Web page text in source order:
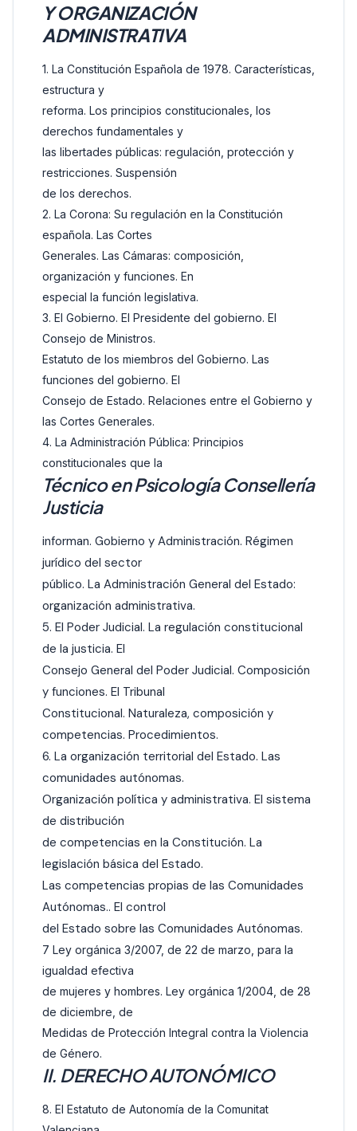
Y ORGANIZACIÓN
ADMINISTRATIVA
1. La Constitución Española de 1978. Características,
estructura y
reforma. Los principios constitucionales, los
derechos fundamentales y
las libertades públicas: regulación, protección y
restricciones. Suspensión
de los derechos.
2. La Corona: Su regulación en la Constitución
española. Las Cortes
Generales. Las Cámaras: composición,
organización y funciones. En
especial la función legislativa.
3. El Gobierno. El Presidente del gobierno. El
Consejo de Ministros.
Estatuto de los miembros del Gobierno. Las
funciones del gobierno. El
Consejo de Estado. Relaciones entre el Gobierno y
las Cortes Generales.
4. La Administración Pública: Principios
constitucionales que la
Técnico en Psicología Consellería
Justicia
informan. Gobierno y Administración. Régimen
jurídico del sector
público. La Administración General del Estado:
organización administrativa.
5. El Poder Judicial. La regulación constitucional
de la justicia. El
Consejo General del Poder Judicial. Composición
y funciones. El Tribunal
Constitucional. Naturaleza, composición y
competencias. Procedimientos.
6. La organización territorial del Estado. Las
comunidades autónomas.
Organización política y administrativa. El sistema
de distribución
de competencias en la Constitución. La
legislación básica del Estado.
Las competencias propias de las Comunidades
Autónomas.. El control
del Estado sobre las Comunidades Autónomas.
7 Ley orgánica 3/2007, de 22 de marzo, para la
igualdad efectiva
de mujeres y hombres. Ley orgánica 1/2004, de 28
de diciembre, de
Medidas de Protección Integral contra la Violencia
de Género.
II. DERECHO AUTONÓMICO
8. El Estatuto de Autonomía de la Comunitat